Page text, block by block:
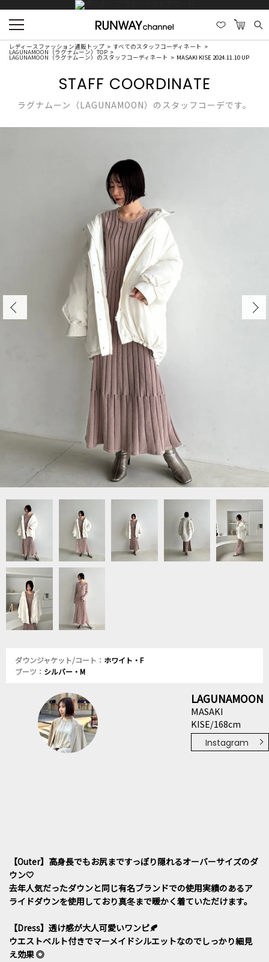
レディースファッション通販トップ すべてのスタッフコーディネート
LAGUNAMOON（ラグナムーン）TOP
LAGUNAMOON（ラグナムーン）のスタッフコーディネート MASAKI KISE 2024.11.10 UP
STAFF COORDINATE
ラグナムーン（LAGUNAMOON）のスタッフコーデです。
ダウンジャケット/コート： ホワイト・F
ブーツ： シルバー・M
LAGUNAMOON
MASAKI
KISE/168cm
Instagram
【Outer】高身長でもお尻まですっぽり隠れるオーバーサイズのダ
ウン🤍
去年人気だったダウンと同じ有名ブランドでの使用実績のあるア
ライドダウンを使用しており真冬まで暖かく着ていただけます。
【Dress】透け感が大人可愛いワンピ🍂
ウエストベルト付きでマーメイドシルエットなのでしっかり細見
え効果 ◎